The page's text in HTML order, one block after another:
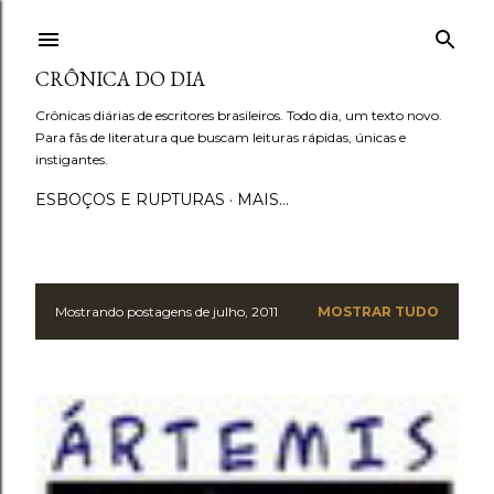
CRÔNICA DO DIA
Crônicas diárias de escritores brasileiros. Todo dia, um texto novo.
Para fãs de literatura que buscam leituras rápidas, únicas e
instigantes.
ESBOÇOS E RUPTURAS MAIS…
P
s
Mostrando postagens de julho, 2011 MOSTRAR TUDO